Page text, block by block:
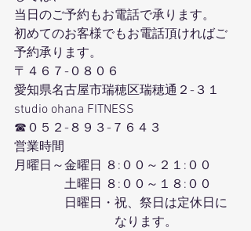
当日のご予約もお電話で承ります。
初めてのお客様でもお電話頂ければご
予約承ります。
〒４６７-０８０６
愛知県名古屋市瑞穂区瑞穂通２-３１
studio ohana FITNESS
☎０５２-８９３-７６４３
営業時間
月曜日～金曜日 ８:００～２１:００
土曜日 ８:００～１８:００
日曜日・祝、祭日は定休日に
なります。